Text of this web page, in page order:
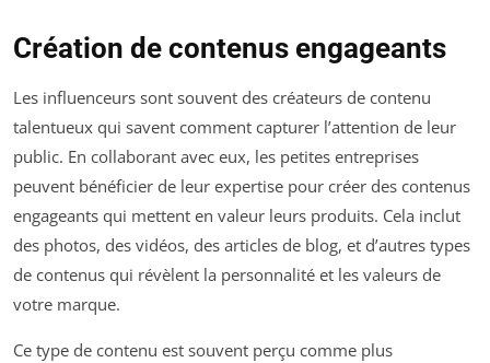
Création de contenus engageants
Les influenceurs sont souvent des créateurs de contenu
talentueux qui savent comment capturer l’attention de leur
public. En collaborant avec eux, les petites entreprises
peuvent bénéficier de leur expertise pour créer des contenus
engageants qui mettent en valeur leurs produits. Cela inclut
des photos, des vidéos, des articles de blog, et d’autres types
de contenus qui révèlent la personnalité et les valeurs de
votre marque.
Ce type de contenu est souvent perçu comme plus